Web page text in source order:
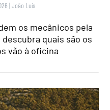
|João Luís
os mecânicos pela
quais são os
vão à oficina